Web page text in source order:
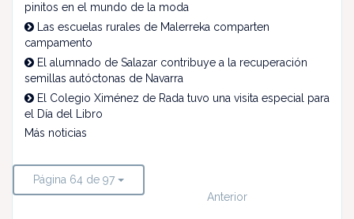
pinitos en el mundo de la moda
Las escuelas rurales de Malerreka comparten
campamento
El alumnado de Salazar contribuye a la recuperación
semillas autóctonas de Navarra
El Colegio Ximénez de Rada tuvo una visita especial para
el Día del Libro
Más noticias
Página 64 de 97
Anterior